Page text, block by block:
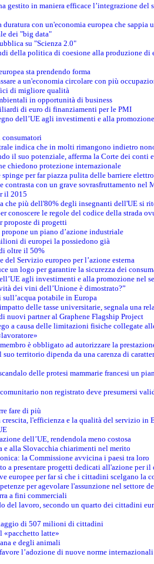
gestito in maniera efficace l’integrazione del
con un'economia europea che sappia
dei "big data"
su "Scienza 2.0"
della politica di coesione alla produzione
sta prendendo forma
a un'economia circolare con più
di migliore qualità
in opportunità di business
di euro di finanziamenti per le PMI
dell’UE agli investimenti e alla
indica che in molti rimangono indietro
il suo potenziale, afferma la Corte dei conti
chiedono protezione internazionale
per far piazza pulita delle barriere
con un grave sovrasfruttamento nel
il 2015
che più dell'80% degli insegnanti dell'UE si
conoscere le regole del codice della strada
proposte di progetti
un piano d’azione industriale
di europei la possiedono già
oltre il 50%
Servizio europeo per l’azione esterna
un logo per garantire la sicurezza dei
agli investimenti e alla promozione nel
dei vini dell’Unione è dimostrato?”
potabile in Europa
delle tasse universitarie, segnala una
nuovi partner al Graphene Flagship Project
a causa delle limitazioni fisiche collegate
è obbligato ad autorizzare la
territorio dipenda da una carenza di
delle protesi mammarie francesi un
non registrato deve presumersi
fare di più
l'efficienza e la qualità del servizio in
dell’UE, rendendola meno costosa
e alla Slovacchia chiarimenti nel merito
la Commissione avvicina i paesi tra loro
presentare progetti dedicati all'azione per il
europee per far sì che i cittadini scelgano la
per agevolare l'assunzione nel settore
a fini commerciali
del lavoro, secondo un quarto dei cittadini
di 507 milioni di cittadini
«pacchetto latte»
e degli animali
l’adozione di nuove norme